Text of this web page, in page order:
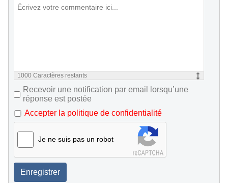
1000 Caractères restants
Recevoir une notification par email lorsqu’une
réponse est postée
Accepter la politique de confidentialité
Je ne suis pas un robot
Enregistrer